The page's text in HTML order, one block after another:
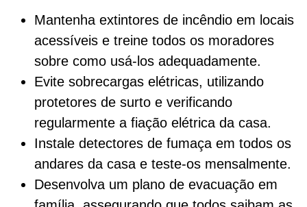
Mantenha extintores de incêndio em locais
acessíveis e treine todos os moradores
sobre como usá-los adequadamente.
Evite sobrecargas elétricas, utilizando
protetores de surto e verificando
regularmente a fiação elétrica da casa.
Instale detectores de fumaça em todos os
andares da casa e teste-os mensalmente.
Desenvolva um plano de evacuação em